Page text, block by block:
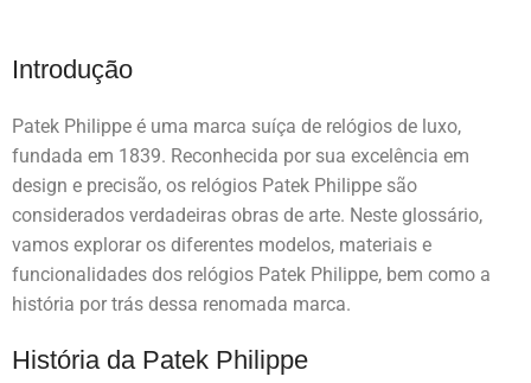
Introdução
Patek Philippe é uma marca suíça de relógios de luxo,
fundada em 1839. Reconhecida por sua excelência em
design e precisão, os relógios Patek Philippe são
considerados verdadeiras obras de arte. Neste glossário,
vamos explorar os diferentes modelos, materiais e
funcionalidades dos relógios Patek Philippe, bem como a
história por trás dessa renomada marca.
História da Patek Philippe